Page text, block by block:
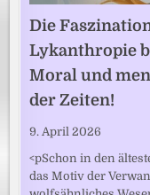
Die
Lykanthropie
Moral und
der Zeiten!
9. April 2026
<pSchon in den
das Motiv der